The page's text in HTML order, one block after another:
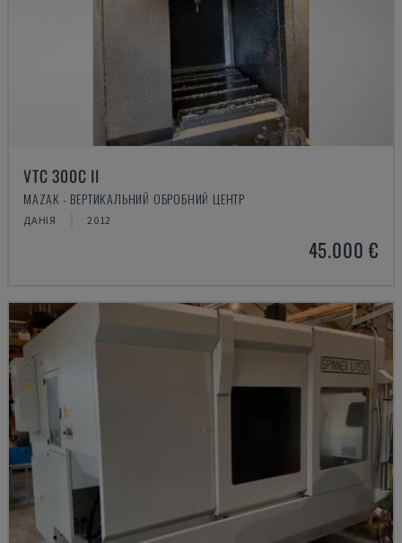
VTC 300C II
MAZAK - ВЕРТИКАЛЬНИЙ ОБРОБНИЙ ЦЕНТР
ДАНІЯ 2012
45.000 €